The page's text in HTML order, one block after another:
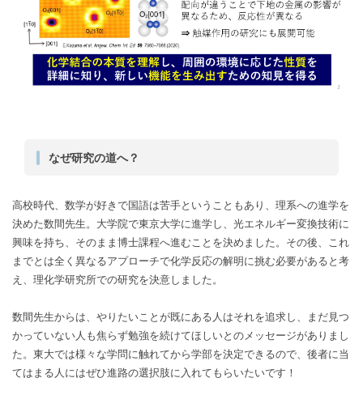
なぜ研究の道へ？
高校時代、数学が好きで国語は苦手ということもあり、理系への進学を
決めた数間先生。大学院で東京大学に進学し、光エネルギー変換技術に
興味を持ち、そのまま博士課程へ進むことを決めました。その後、これ
までとは全く異なるアプローチで化学反応の解明に挑む必要があると考
え、理化学研究所での研究を決意しました。
数間先生からは、やりたいことが既にある人はそれを追求し、まだ見つ
かっていない人も焦らず勉強を続けてほしいとのメッセージがありまし
た。東大では様々な学問に触れてから学部を決定できるので、後者に当
てはまる人にはぜひ進路の選択肢に入れてもらいたいです！